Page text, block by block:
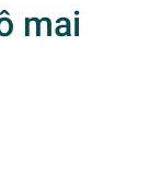
mai